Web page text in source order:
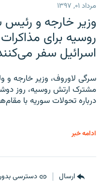
مرداد ۰۱, ۱۳۹۷
وزیر خارجه و
روسیه برای
اسرائیل سفر
سرگی لاوروف، وزیر خارجه و
مشترک ارتش روسیه، روز
درباره تحولات سوریه با
ادامه خبر
ارسال دسترسی